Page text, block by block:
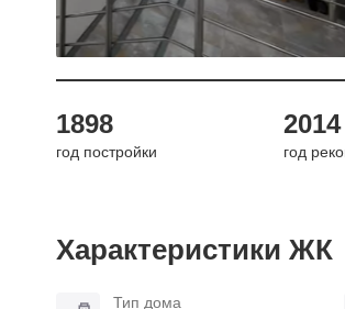
1898
год постройки
2014
год
Характеристики ЖК
Тип дома